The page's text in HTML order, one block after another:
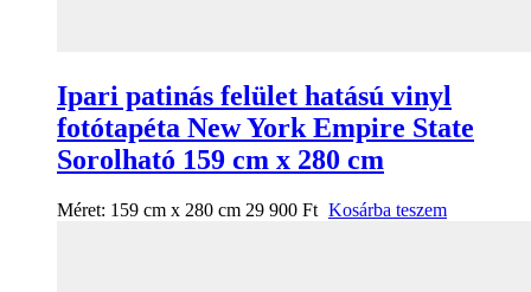
Ipari patinás felület hatású vinyl
fotótapéta New York Empire State
Sorolható 159 cm x 280 cm
Méret: 159 cm x 280 cm 29 900 Ft Kosárba teszem